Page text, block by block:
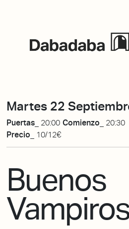
Martes 22
Puertas_ 20:00 Comienzo_ 20:30
Precio_
10/12€
Buenos